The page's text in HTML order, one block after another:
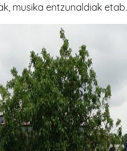
musika entzunaldiak etab.